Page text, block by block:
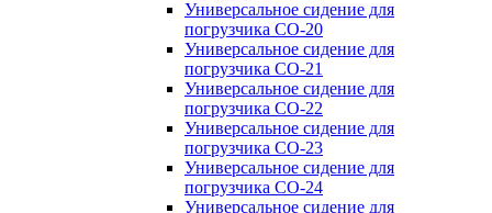
Универсальное сидение для
погрузчика CO-20
Универсальное сидение для
погрузчика CO-21
Универсальное сидение для
погрузчика CO-22
Универсальное сидение для
погрузчика CO-23
Универсальное сидение для
погрузчика CO-24
Универсальное сидение для